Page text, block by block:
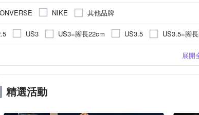
NIKE 其他品牌
US3 US3=腳長22cm US3.5 US3.5=腳
US7.5=腳長26cm US8 US8=腳長26.5cm
腳長28cm
人造皮革展開
精選活動